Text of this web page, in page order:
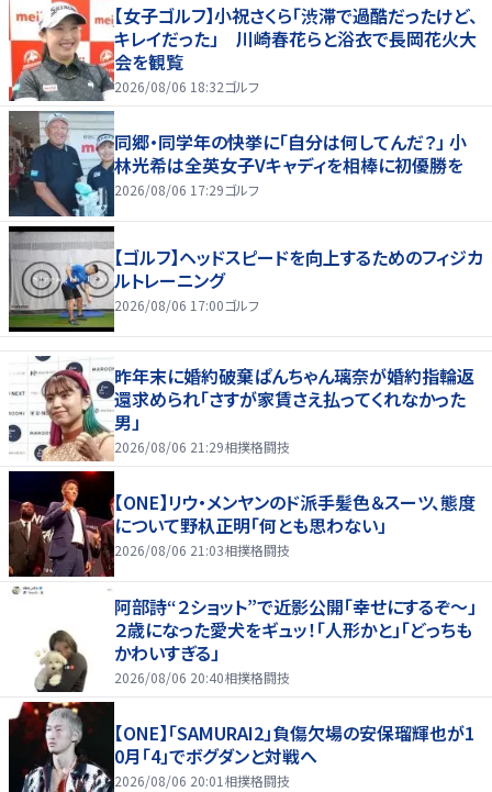
【女子ゴルフ】小祝さくら「渋滞で過酷だったけど、
キレイだった」 川崎春花らと浴衣で長岡花火大
会を観覧
2026/08/06 18:32ゴルフ
同郷・同学年の快挙に「自分は何してんだ？」 小
林光希は全英女子Vキャディを相棒に初優勝を
2026/08/06 17:29ゴルフ
【ゴルフ】ヘッドスピードを向上するためのフィジカ
ルトレーニング
2026/08/06 17:00ゴルフ
昨年末に婚約破棄ぱんちゃん璃奈が婚約指輪返
還求められ「さすが家賃さえ払ってくれなかった
男」
2026/08/06 21:29相撲格闘技
【ONE】リウ・メンヤンのド派手髪色＆スーツ、態度
について野杁正明「何とも思わない」
2026/08/06 21:03相撲格闘技
阿部詩“２ショット”で近影公開「幸せにするぞ〜」
２歳になった愛犬をギュッ！「人形かと」「どっちも
かわいすぎる」
2026/08/06 20:40相撲格闘技
【ONE】「SAMURAI2」負傷欠場の安保瑠輝也が1
0月「4」でボグダンと対戦へ
2026/08/06 20:01 相撲格闘技